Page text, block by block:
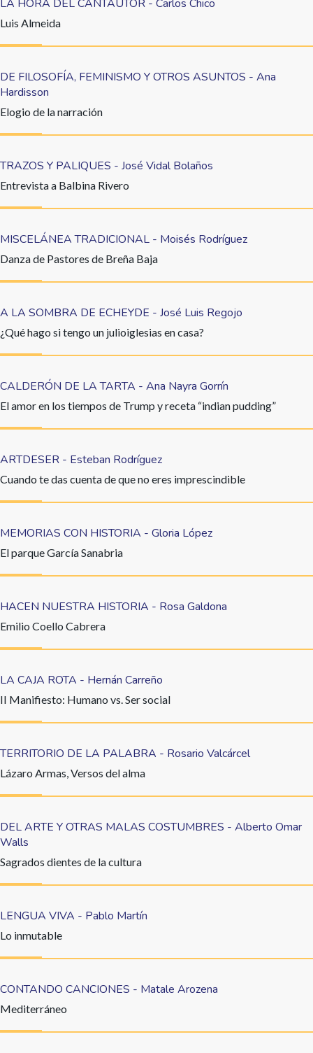
LA HORA DEL CANTAUTOR - Carlos Chico
Luis Almeida
DE FILOSOFÍA, FEMINISMO Y OTROS ASUNTOS - Ana
Hardisson
Elogio de la narración
TRAZOS Y PALIQUES - José Vidal Bolaños
Entrevista a Balbina Rivero
MISCELÁNEA TRADICIONAL - Moisés Rodríguez
Danza de Pastores de Breña Baja
A LA SOMBRA DE ECHEYDE - José Luis Regojo
¿Qué hago si tengo un julioiglesias en casa?
CALDERÓN DE LA TARTA - Ana Nayra Gorrín
El amor en los tiempos de Trump y receta “indian pudding”
ARTDESER - Esteban Rodríguez
Cuando te das cuenta de que no eres imprescindible
MEMORIAS CON HISTORIA - Gloria López
El parque García Sanabria
HACEN NUESTRA HISTORIA - Rosa Galdona
Emilio Coello Cabrera
LA CAJA ROTA - Hernán Carreño
II Manifiesto: Humano vs. Ser social
TERRITORIO DE LA PALABRA - Rosario Valcárcel
Lázaro Armas, Versos del alma
DEL ARTE Y OTRAS MALAS COSTUMBRES - Alberto Omar
Walls
Sagrados dientes de la cultura
LENGUA VIVA - Pablo Martín
Lo inmutable
CONTANDO CANCIONES - Matale Arozena
Mediterráneo